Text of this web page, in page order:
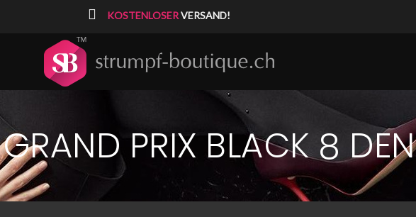
KOSTENLOSERVERSAND!
PRIX BLACK 8 DEN